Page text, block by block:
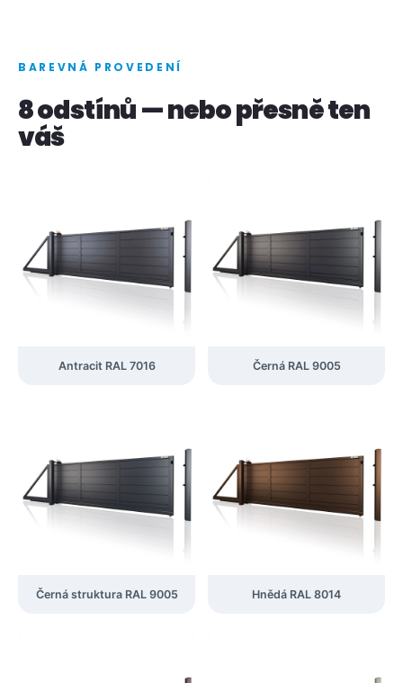
BAREVNÁ PROVEDENÍ
8 odstínů — nebo přesně ten
váš
Antracit RAL 7016 Černá RAL 9005
Černá struktura RAL 9005 Hnědá RAL 8014